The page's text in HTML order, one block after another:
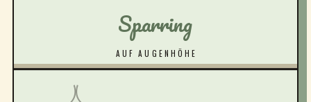
Sparring
AUF AUGENHÖHE